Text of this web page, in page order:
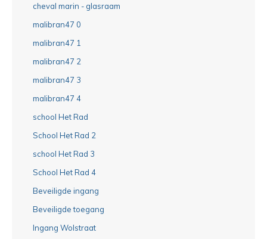
cheval marin - glasraam
malibran47 0
malibran47 1
malibran47 2
malibran47 3
malibran47 4
school Het Rad
School Het Rad 2
school Het Rad 3
School Het Rad 4
Beveiligde ingang
Beveiligde toegang
Ingang Wolstraat